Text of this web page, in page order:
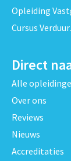
Opleiding
Cursus
Direct
Alle
Over ons
Reviews
Nieuws
Accreditaties